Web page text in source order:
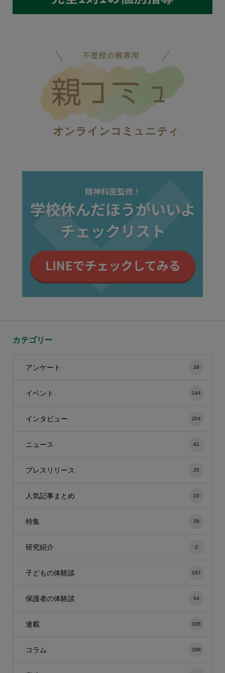
カテゴリー
アンケート 38
イベント 144
インタビュー 204
ニュース 41
プレスリリース 25
人気記事まとめ 10
特集 28
研究紹介 2
子どもの体験談 167
保護者の体験談 64
連載 308
コラム 288